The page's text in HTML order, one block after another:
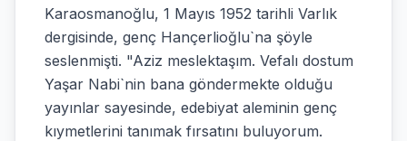
Karaosmanoğlu, 1 Mayıs 1952 tarihli Varlık
dergisinde, genç Hançerlioğlu`na şöyle
seslenmişti. "Aziz meslektaşım. Vefalı dostum
Yaşar Nabi`nin bana göndermekte olduğu
yayınlar sayesinde, edebiyat aleminin genç
kıymetlerini tanımak fırsatını buluyorum.